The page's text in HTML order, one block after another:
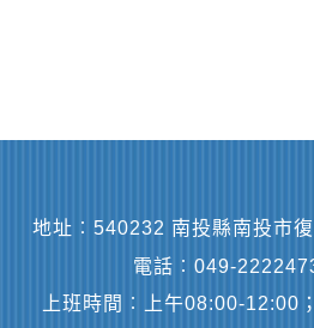
地址︰540232 南投縣南投市
電話︰049-
上班時間︰上午08:00-12:00